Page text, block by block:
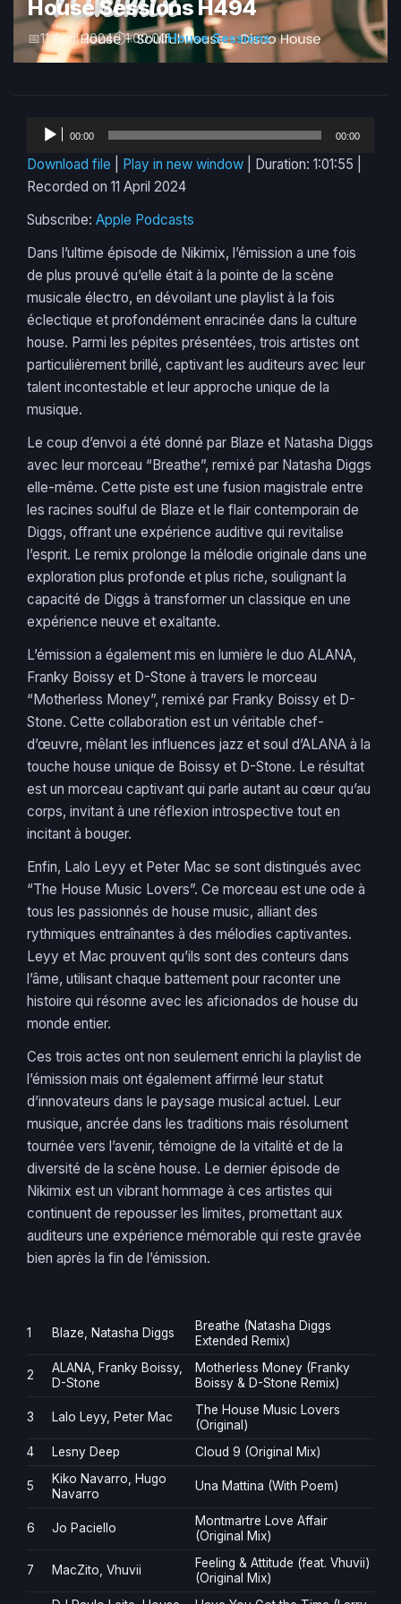
House Sessions H494
11 April 2024 1:00:00House Sessions
Audio
00:00 00:00
Download file Play in new window Duration: 1:01:55
Recorded on 11 April 2024
Subscribe: Apple Podcasts
Dans l’ultime épisode de Nikimix, l’émission a une fois
de plus prouvé qu’elle était à la pointe de la scène
musicale électro, en dévoilant une playlist à la fois
éclectique et profondément enracinée dans la culture
house. Parmi les pépites présentées, trois artistes ont
particulièrement brillé, captivant les auditeurs avec leur
talent incontestable et leur approche unique de la
musique.
Le coup d’envoi a été donné par Blaze et Natasha Diggs
avec leur morceau “Breathe”, remixé par Natasha Diggs
elle-même. Cette piste est une fusion magistrale entre
les racines soulful de Blaze et le flair contemporain de
Diggs, offrant une expérience auditive qui revitalise
l’esprit. Le remix prolonge la mélodie originale dans une
exploration plus profonde et plus riche, soulignant la
capacité de Diggs à transformer un classique en une
expérience neuve et exaltante.
L’émission a également mis en lumière le duo ALANA,
Franky Boissy et D-Stone à travers le morceau
“Motherless Money”, remixé par Franky Boissy et D-
Stone. Cette collaboration est un véritable chef-
d’œuvre, mêlant les influences jazz et soul d’ALANA à la
touche house unique de Boissy et D-Stone. Le résultat
est un morceau captivant qui parle autant au cœur qu’au
corps, invitant à une réflexion introspective tout en
incitant à bouger.
Enfin, Lalo Leyy et Peter Mac se sont distingués avec
“The House Music Lovers”. Ce morceau est une ode à
tous les passionnés de house music, alliant des
rythmiques entraînantes à des mélodies captivantes.
Leyy et Mac prouvent qu’ils sont des conteurs dans
l’âme, utilisant chaque battement pour raconter une
histoire qui résonne avec les aficionados de house du
monde entier.
Ces trois actes ont non seulement enrichi la playlist de
l’émission mais ont également affirmé leur statut
d’innovateurs dans le paysage musical actuel. Leur
musique, ancrée dans les traditions mais résolument
tournée vers l’avenir, témoigne de la vitalité et de la
diversité de la scène house. Le dernier épisode de
Nikimix est un vibrant hommage à ces artistes qui
continuent de repousser les limites, promettant aux
auditeurs une expérience mémorable qui reste gravée
bien après la fin de l’émission.
1 Blaze, Natasha Diggs
Breathe (Natasha Diggs
Extended Remix)
2
ALANA, Franky Boissy,
D-Stone
Motherless Money (Franky
Boissy & D-Stone Remix)
3 Lalo Leyy, Peter Mac
The House Music Lovers
(Original)
4
Lesny Deep Cloud 9 (Original Mix)
5
Kiko Navarro, Hugo
Navarro
Una Mattina (With Poem)
6 Jo Paciello
Montmartre Love Affair
(Original Mix)
7 MacZito, Vhuvii
Feeling & Attitude (feat. Vhuvii)
(Original Mix)